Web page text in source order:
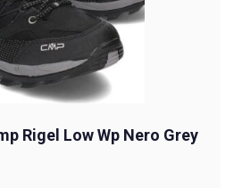
Rigel Low Wp Nero Grey